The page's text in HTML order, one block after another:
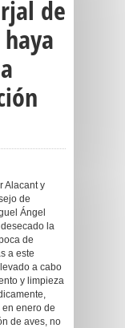
de
haya
Alacant y
de
Ángel
la
de
a este
a cabo
y limpieza
enero de
de aves, no